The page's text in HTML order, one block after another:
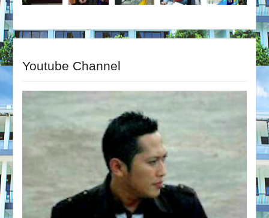
Youtube Channel